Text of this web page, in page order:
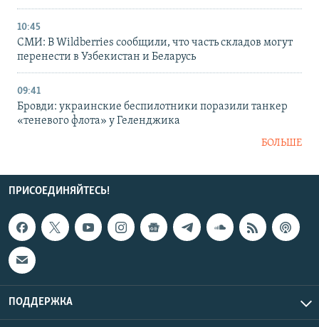
10:45
СМИ: В Wildberries сообщили, что часть складов могут
перенести в Узбекистан и Беларусь
09:41
Бровди: украинские беспилотники поразили танкер
«теневого флота» у Геленджика
БОЛЬШЕ
ПРИСОЕДИНЯЙТЕСЬ!
ПОДДЕРЖКА